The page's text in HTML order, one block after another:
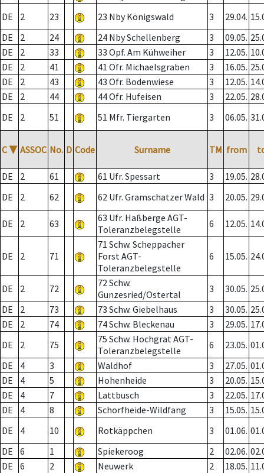
DE
2 23 23 Nby Königswald 3 29.04.
DE
2 24 24 Nby Schellenberg 3 09.05.
DE
2 33 33 Opf. Am Kühweiher 3 12.05.
DE
2 41 41 Ofr. Michaelsgraben 3 16.05.
DE
2 43 43 Ofr. Bodenwiese 3 12.05.
DE
2 44 44 Ofr. Hufeisen 3 22.05.
DE
2 51 51 Mfr. Tiergarten 3 06.05.
C ▼ ASSOC No. D Code Surname TM from
DE 2 61 61 Ufr. Spessart 3 19.05.
DE
2 62 62 Ufr. Gramschatzer Wald 3 20.05.
DE 2 63
63 Ufr. Haßberge AGT-
Toleranzbelegstelle
6 12.05.
DE 2 71
71 Schw. Scheppacher
Forst AGT-
Toleranzbelegstelle
6 15.05.
DE 2 72
72 Schw.
Gunzesried/Ostertal
3 30.05.
DE
2 73 73 Schw. Giebelhaus 3 30.05.
DE
2 74 74 Schw. Bleckenau 3 29.05.
DE
2 75
75 Schw. Hochgrat AGT-
Toleranzbelegstelle
6 23.05.
DE
4 3 Waldhof 3 27.05.
DE
4 5 Hohenheide 3 20.05.
DE
4 7 Lattbusch 3 22.05.
DE
4 8 Schorfheide-Wildfang 3 15.05.
DE
4 10 Rotkäppchen 3 01.06.
DE
6 1 Spiekeroog 2 02.06.
DE
6 2 Neuwerk 2 18.05.